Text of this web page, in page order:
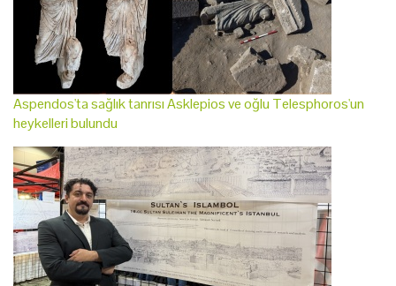
Aspendos'ta sağlık tanrısı Asklepios ve oğlu Telesphoros'un
heykelleri bulundu